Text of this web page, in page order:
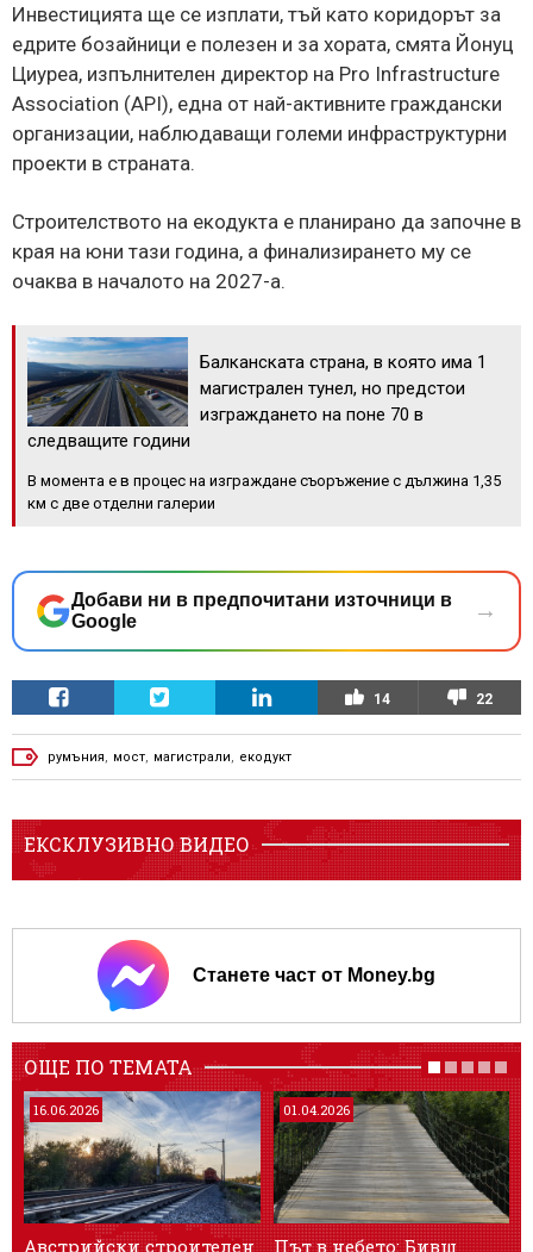
Инвестицията ще се изплати, тъй като коридорът за
едрите бозайници е полезен и за хората, смята Йонуц
Циуреа, изпълнителен директор на Pro Infrastructure
Association (API), една от най-активните граждански
организации, наблюдаващи големи инфраструктурни
проекти в страната.
Строителството на екодукта е планирано да започне в
края на юни тази година, а финализирането му се
очаква в началото на 2027-а.
Балканската страна, в която има 1
магистрален тунел, но предстои
изграждането на поне 70 в
следващите години
В момента е в процес на изграждане съоръжение с дължина 1,35
км с две отделни галерии
Добави ни в предпочитани източници в
Google
→
14 22
румъния мост магистрали екодукт
ЕКСКЛУЗИВНО ВИДЕО
Станете част от Money.bg
ОЩЕ ПО ТЕМАТА
16.06.2026
Австрийски строителен
01.04.2026
Път в небето: Бивш